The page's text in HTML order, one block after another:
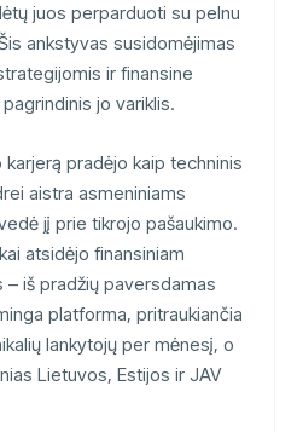
juos perparduoti su pelnu
ankstyvas susidomėjimas
ir finansine
jo variklis.
pradėjo kaip techninis
aistra asmeniniams
jį prie tikrojo pašaukimo.
atsidėjo finansiniam
– iš pradžių paversdamas
platforma, pritraukiančia
lankytojų per mėnesį, o
Lietuvos, Estijos ir JAV